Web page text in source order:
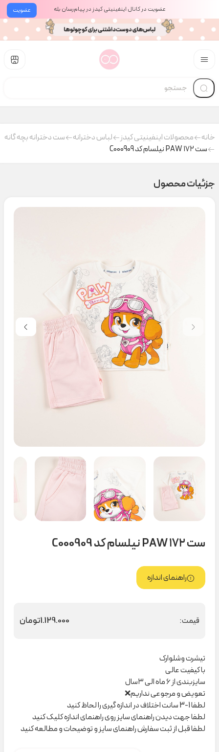
عضویت عضویت در کانال اینفینیتی کیدز در پیام‌رسان بله
خانه محصولات اینفینیتی کیدز لباس دخترانه
ست دخترانه بچه گانه
ست PAW ۱۷۲ نیلسام کد C000909
جزئیات محصول
ست PAW ۱۷۲ نیلسام کد C000909
راهنمای اندازه
قیمت: 1.129.000تومان
تیشرت وشلوارک
با کیفیت عالی
سایزبندی از ۶ ماه الی ۳سال
تعویض و مرجوعی نداریم❌
لطفا 1-3 سانت اختلاف در اندازه گیری را لحاظ کنید
لطفا جهت دیدن راهنمای سایز روی راهنمای اندازه کلیک کنید
لطفا قبل از ثبت سفارش راهنمای سایز و توضیحات و مطالعه کنید